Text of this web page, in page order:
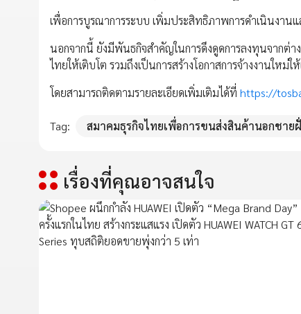
เพื่อการบูรณาการระบบ เพิ่มประสิทธิภาพการดำเนินงา
นอกจากนี้ ยังมีพันธกิจสำคัญในการดึงดูดการลงทุนจากต่า
ไทยให้เติบโต รวมถึงเป็นการสร้างโอกาสการจ้างงานใหม่
โดยสามารถติดตามรายละเอียดเพิ่มเติมได้ที่ https://
Tag: สมาคมธุรกิจไทยเพื่อการขนส่งสินค้านอกชาย
เรื่องที่คุณอาจสนใจ